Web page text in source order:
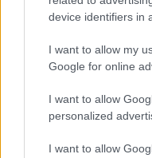
device identifiers in
I want to allow my
Google for online
I want to allow
personalized
I want to allow
Curso de verano
Rioja finaliza con
gastronómica